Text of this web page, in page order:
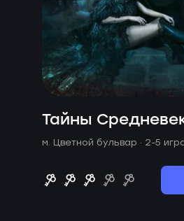
Тайны
м. Цветной бульвар · 2-5